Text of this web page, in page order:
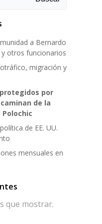
a Bernardo
otros funcionarios
migración y
por
de la
Polochic
de EE. UU.
mensuales en
que mostrar.